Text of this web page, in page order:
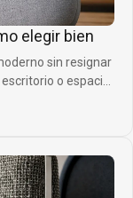
elegir bien
sin resignar
o espacio